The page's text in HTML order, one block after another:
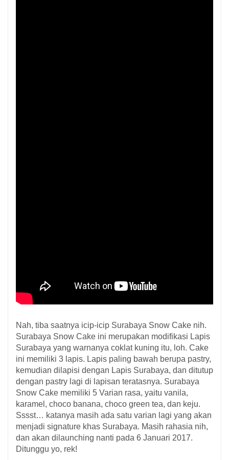
Nah, tiba saatnya icip-icip Surabaya Snow Cake nih.
Surabaya Snow Cake ini merupakan modifikasi Lapis
Surabaya yang warnanya coklat kuning itu, loh. Cake
ini memiliki 3 lapis. Lapis paling bawah berupa pastry,
kemudian dilapisi dengan Lapis Surabaya, dan ditutup
dengan pastry lagi di lapisan teratasnya. Surabaya
Snow Cake memiliki 5 Varian rasa, yaitu vanila,
karamel, choco banana, choco green tea, dan keju.
Sssst… katanya masih ada satu varian lagi yang akan
menjadi signature khas Surabaya. Masih rahasia nih,
dan akan dilaunching nanti pada 6 Januari 2017.
Ditunggu yo, rek!